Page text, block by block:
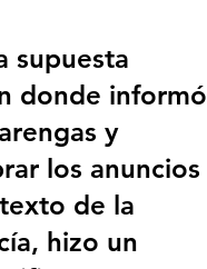
supuesta
donde informó
y
los anuncios
de la
hizo un